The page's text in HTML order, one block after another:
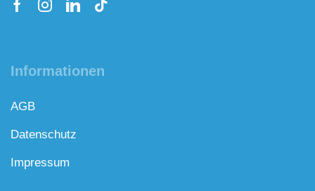
Informationen
AGB
Datenschutz
Impressum